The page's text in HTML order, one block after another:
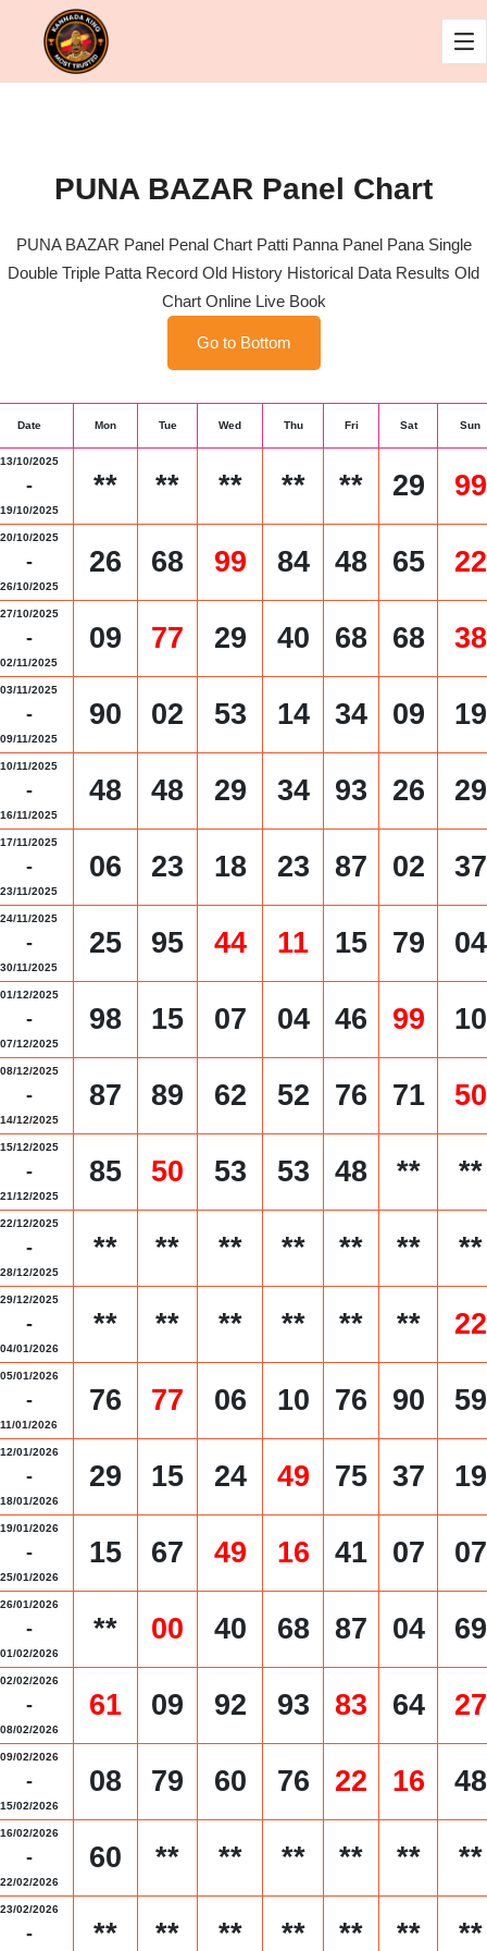
PUNA BAZAR Panel Chart
PUNA BAZAR Panel Penal Chart Patti Panna Panel Pana Single
Double Triple Patta Record Old History Historical Data Results Old
Chart Online Live Book
Go to Bottom
Date Mon Tue Wed Thu Fri Sat Sun
13/10/2025
-
19/10/2025
** ** ** ** ** 29 99
20/10/2025
-
26/10/2025
26 68 99 84 48 65 22
27/10/2025
-
02/11/2025
09 77 29 40 68 68 38
03/11/2025
-
09/11/2025
90 02 53 14 34 09 19
10/11/2025
-
16/11/2025
48 48 29 34 93 26 29
17/11/2025
-
23/11/2025
06 23 18 23 87 02 37
24/11/2025
-
30/11/2025
25 95 44 11 15 79 04
01/12/2025
-
07/12/2025
98 15 07 04 46 99 10
08/12/2025
-
14/12/2025
87 89 62 52 76 71 50
15/12/2025
-
21/12/2025
85 50 53 53 48 ** **
22/12/2025
-
28/12/2025
** ** ** ** ** ** **
29/12/2025
-
04/01/2026
** ** ** ** ** ** 22
05/01/2026
-
11/01/2026
76 77 06 10 76 90 59
12/01/2026
-
18/01/2026
29 15 24 49 75 37 19
19/01/2026
-
25/01/2026
15 67 49 16 41 07 07
26/01/2026
-
01/02/2026
** 00 40 68 87 04 69
02/02/2026
-
08/02/2026
61 09 92 93 83 64 27
09/02/2026
-
15/02/2026
08 79 60 76 22 16 48
16/02/2026
-
22/02/2026
60 ** ** ** ** ** **
23/02/2026
- ** ** ** ** ** ** **